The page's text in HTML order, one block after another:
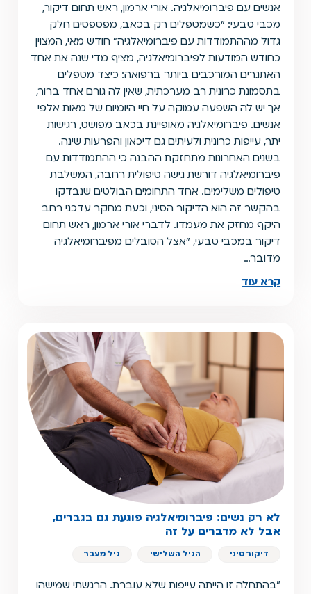
אנשים עם פיברומיאלגיה. אורי ארמון, ראש תחום דיקור,
מכבי טבעי: "כשמטפלים רק בכאב, מפספסים חלק
גדול מההתמודדות עם פיברומיאלגיה" חודש מאי, המצוין
כחודש המודעות לפיברומיאלגיה, מציף מדי שנה את אחד
האתגרים המורכבים ביותר ברפואה: כיצד מטפלים
בתסמונת כרונית רב מערכתית, שאין לה גורם אחד ברור,
אך יש לה השפעה עמוקה על חיי היומיום של מאות אלפי
אנשים. פיברומיאלגיה מאופיינת בכאב מפושט, רגישות
יתר, עייפות כרונית ולעיתים גם דיכאון והפרעות שינה.
בשנים האחרונות מתחזקת ההבנה כי ההתמודדות עם
פיברומיאלגיה דורשת גישה טיפולית רחבה, המשלבת
טיפולים משלימים. אחד התחומים הבולטים שנבדקו
בהקשר זה הוא הדיקור הסיני, וכעת מחקר עדכני רחב
היקף מחזק את מעמדו. לדברי אורי ארמון, ראש תחום
דיקור במכבי טבעי, "אצל הסובלים מפיברומיאלגיה
מדובר…
קרא עוד
לא רק נשים: פיברומיאלגיה פוגעת גם בגברים,
אבל לא מדברים על זה
דיקור סיני הגיל השלישי גיל מעבר
"בהתחלה זו הייתה עייפות שלא עוברת. הרגשתי שמישהו